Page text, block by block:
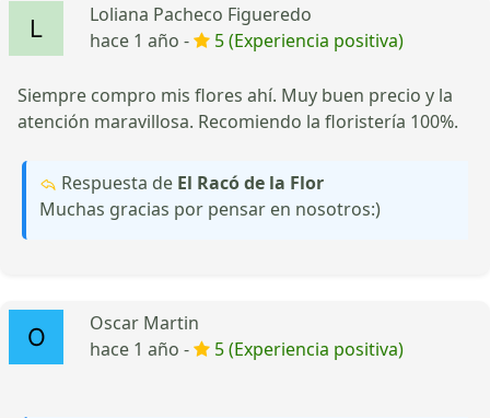
Loliana Pacheco Figueredo
hace 1 año -
5 (Experiencia positiva)
Siempre compro mis flores ahí. Muy buen precio y la
atención maravillosa. Recomiendo la floristería 100%.
Respuesta de El Racó de la Flor
Muchas gracias por pensar en nosotros:)
Oscar Martin
hace 1 año -
5 (Experiencia positiva)